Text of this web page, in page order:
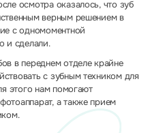
осмотра оказалось, что зуб
верным решением в
с одномоментной
и сделали.
в переднем отделе крайне
с зубным техником для
этого нам помогают
а также прием